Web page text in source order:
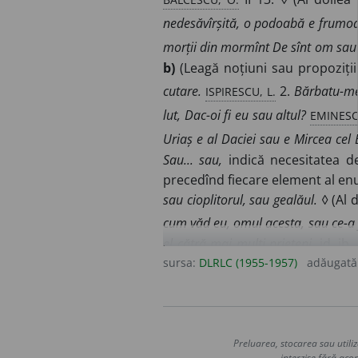
nedesăvîrșită, o podoabă e
morții din mormînt De sînt om sau
b) (Leagă noțiuni sau
cutare. ISPIRESCU, L. 2. Bărbatu-
lut, Dac-oi fi eu sau altul?
Uriaș e al Daciei sau e Mircea cel
Sau... sau, indică necesitatea
precedînd fiecare element al
sau cioplitorul, sau gealăul. ◊ (Al
cum văd eu, omul acesta, sau ce-
el cătră mai mulți prieteni.
JARNÍK-BÎRSEANU, D.151.2.(Cu
BĂLCESCU, O.
Nisipul se găsește pe prundul
sursa: DLRLC (1955-1957)
Preluarea, stocarea sau